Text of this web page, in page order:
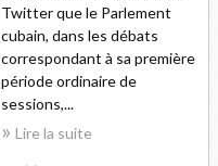
Twitter que le Parlement
cubain, dans les débats
correspondant à sa première
période ordinaire de
sessions,...
Lire la suite